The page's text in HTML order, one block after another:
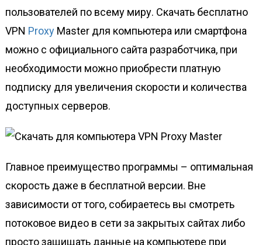
пользователей по всему миру. Скачать бесплатно
VPN ProxyMaster для компьютера или смартфона
можно с официального сайта разработчика, при
необходимости можно приобрести платную
подписку для увеличения скорости и количества
доступных серверов.
Главное преимущество программы – оптимальная
скорость даже в бесплатной версии. Вне
зависимости от того, собираетесь вы смотреть
потоковое видео в сети за закрытых сайтах либо
просто защищать данные на компьютере при